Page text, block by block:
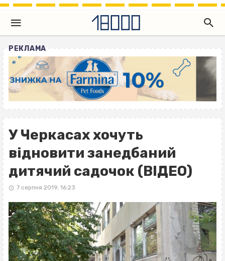
РЕКЛАМА
У Черкасах хочуть
відновити занедбаний
дитячий садочок (ВІДЕО)
7 серпня 2019, 16:23